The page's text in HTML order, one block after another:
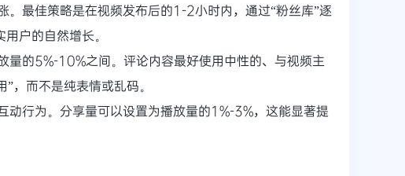
。最佳策略是在视频发布后的1-2小时内，通过“粉丝库”逐
户的自然增长。
量的5%-10%之间。评论内容最好使用中性的、与视频主
，而不是纯表情或乱码。
动行为。分享量可以设置为播放量的1%-3%，这能显著提